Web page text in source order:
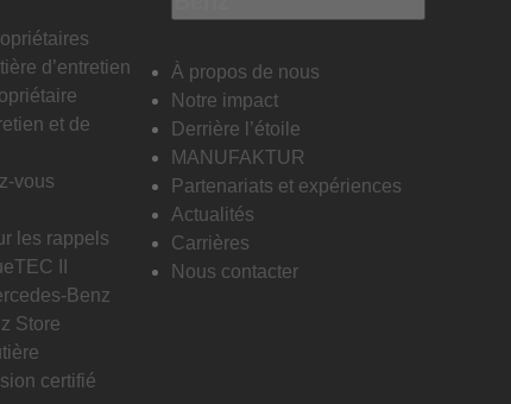
d’entretien
et de
vous
les rappels
II
Benz
Store
certifié
À propos de nous
Notre impact
Derrière l’étoile
MANUFAKTUR
Partenariats et expériences
Actualités
Carrières
Nous contacter